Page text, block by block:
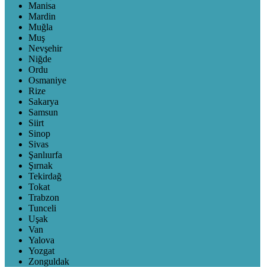
Manisa
Mardin
Muğla
Muş
Nevşehir
Niğde
Ordu
Osmaniye
Rize
Sakarya
Samsun
Siirt
Sinop
Sivas
Şanlıurfa
Şırnak
Tekirdağ
Tokat
Trabzon
Tunceli
Uşak
Van
Yalova
Yozgat
Zonguldak